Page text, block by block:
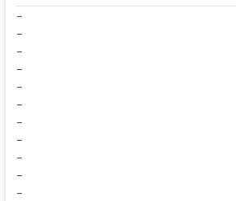
–
–
–
–
–
–
–
–
–
–
–